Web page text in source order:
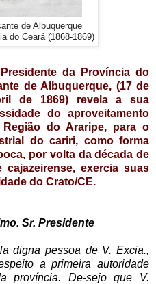
de Albuquerque
do Ceará (1868-1869)
da Província do
de Albuquerque, (17 de
de 1869) revela a sua
do aproveitamento
do Araripe, para o
do cariri, como forma
por volta da década de
exercia suas
do Crato/CE.
Sr. Presidente
digna pessoa de V. Excia.,
a primeira autoridade
província. De-sejo que V.